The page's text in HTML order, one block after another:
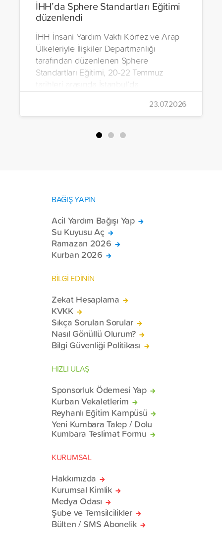
İHH’da Sphere Standartları Eğitimi
düzenlendi
İHH İnsani Yardım Vakfı Körfez ve Arap
Ülkeleriyle İlişkiler Departmanlığı
tarafından düzenlenen Sphere
Standartları Eğitimi, 20-22 Temmuz
gerçekleştirildi.
23.07.2026
BAĞIŞ YAPIN
Acil Yardım Bağışı Yap
Su Kuyusu Aç
Ramazan 2026
Kurban 2026
BİLGİ EDİNİN
Zekat Hesaplama
KVKK
Sıkça Sorulan Sorular
Nasıl Gönüllü Olurum?
Bilgi Güvenliği Politikası
HIZLI ULAŞ
Sponsorluk Ödemesi Yap
Kurban Vekaletlerim
Reyhanlı Eğitim Kampüsü
Yeni Kumbara Talep / Dolu
Kumbara Teslimat Formu
KURUMSAL
Hakkımızda
Kurumsal Kimlik
Medya Odası
Şube ve Temsilcilikler
Bülten / SMS Abonelik